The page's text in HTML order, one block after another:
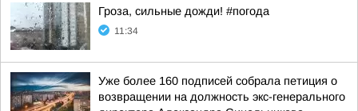
Гроза, сильные дожди! #погода
11:34
Уже более 160 подписей собрала петиция о
возвращении на должность экс-генерального